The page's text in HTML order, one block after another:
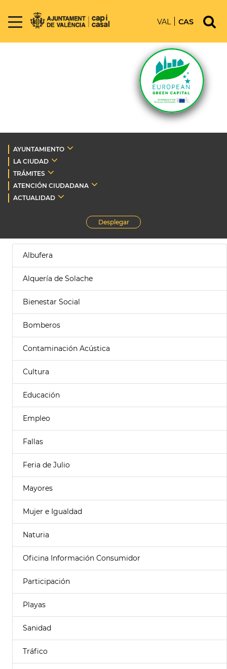
VAL CAS
AYUNTAMIENTO
LA CIUDAD
TRÁMITES
ATENCIÓN CIUDADANA
ACTUALIDAD
Desplegar
Albufera
Alquería de Solache
Bienestar Social
Bomberos
Contaminación Acústica
Cultura
Educación
Empleo
Fallas
Feria de Julio
Mayores
Mujer e Igualdad
Naturia
Oficina Información Consumidor
Participación
Playas
Sanidad
Tráfico